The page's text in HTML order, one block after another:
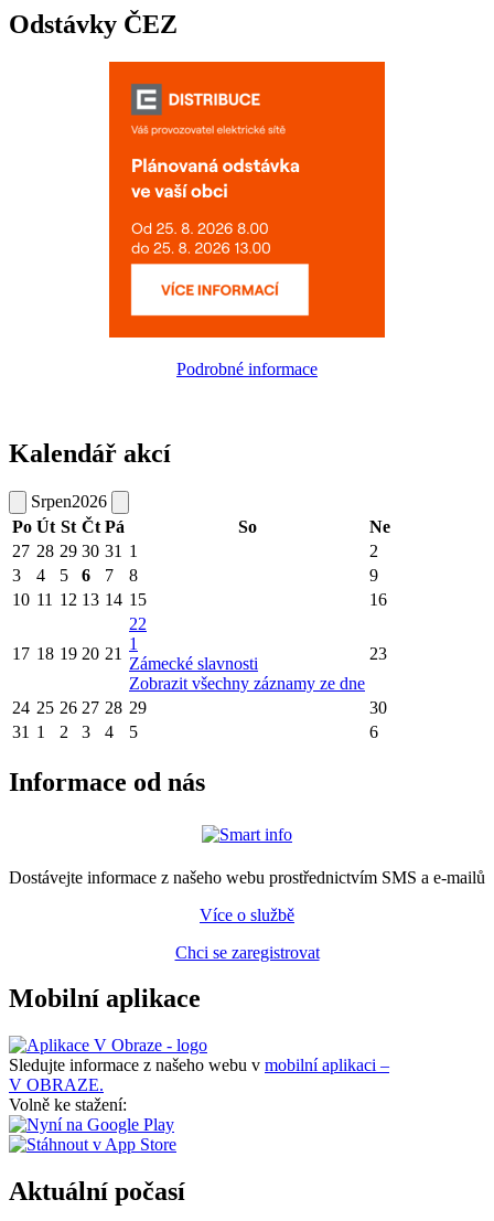
Odstávky ČEZ
Podrobné informace
Kalendář akcí
Srpen2026
Po Út St Čt Pá So
Ne
27 28 29 30 31 1
2
3
4 5 6 7 8
9
10 11 12 13 14 15 16
17 18 19 20 21
22
1
Zámecké slavnosti
Zobrazit všechny záznamy ze dne
23
24 25 26 27 28 29
30
31 1 2 3 4 5 6
Informace od nás
Dostávejte informace z našeho webu prostřednictvím SMS a e-mailů
Více o službě
Chci se zaregistrovat
Mobilní aplikace
Sledujte informace z našeho webu v mobilní aplikaci –
V OBRAZE.
Volně ke stažení:
Aktuální počasí